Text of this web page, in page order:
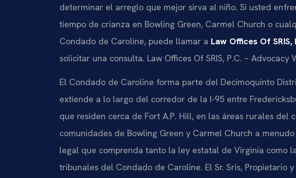
determinar el arreglo que mejor sirva al niño. Si usted
tiempo de crianza en Bowling Green, Carmel Church o
Condado de Caroline, puede llamar a Law Offices Of SRIS,
solicitar una consulta. Law Offices Of SRIS, P.C. – Advocacy
El Condado de Caroline forma parte del Decimoquinto
extiende a lo largo del corredor de la I-95 entre
que residen cerca de Fort A.P. Hill, en las áreas rurales del
comunidades de Bowling Green y Carmel Church a
legal que comprenda tanto la ley estatal de Virginia como
tribunales del Condado de Caroline. El Sr. Sris, Propietario